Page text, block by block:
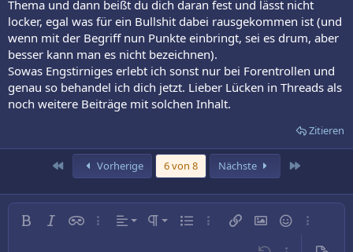
Thema und dann beißt du dich daran fest und lässt nicht
locker, egal was für ein Bullshit dabei rausgekommen ist (und
wenn mit der Begriff nun Punkte einbringt, sei es drum, aber
besser kann man es nicht bezeichnen).
Sowas Engstirniges erlebt ich sonst nur bei Forentrollen und
genau so behandel ich dich jetzt. Lieber Lücken in Threads als
noch weitere Beiträge mit solchen Inhalt.
Zitieren
Erste Vorherige 6 von 8 Nächste
Fett KursivInline-Spoiler
Weitere…Ausrichtung
Linksbündig
Absatzformatierung
Normal Ungeordnete Liste
Weitere…Link einfügen
Bild einfügen
SmileysWeitere…